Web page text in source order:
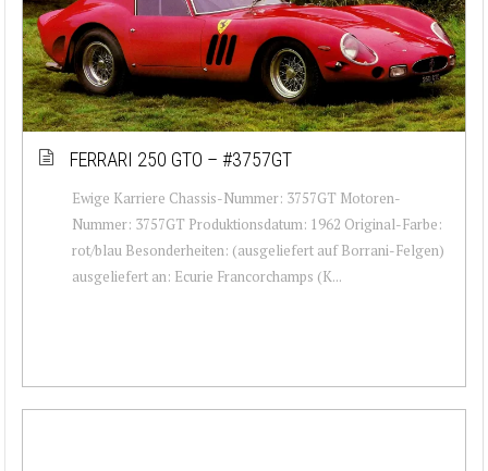
FERRARI 250 GTO – #3757GT
Ewige Karriere Chassis-Nummer: 3757GT Motoren-
Nummer: 3757GT Produktionsdatum: 1962 Original-Farbe:
rot/blau Besonderheiten: (ausgeliefert auf Borrani-Felgen)
ausgeliefert an: Ecurie Francorchamps (K...